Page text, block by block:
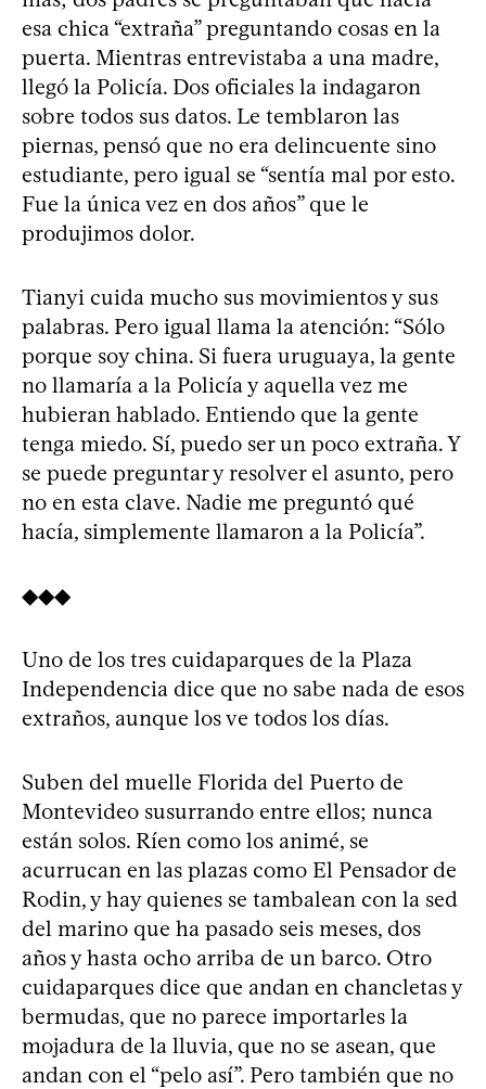
esa chica “extraña” preguntando cosas en la
puerta. Mientras entrevistaba a una madre,
llegó la Policía. Dos oficiales la indagaron
sobre todos sus datos. Le temblaron las
piernas, pensó que no era delincuente sino
estudiante, pero igual se “sentía mal por esto.
Fue la única vez en dos años” que le
produjimos dolor.
Tianyi cuida mucho sus movimientos y sus
palabras. Pero igual llama la atención: “Sólo
porque soy china. Si fuera uruguaya, la gente
no llamaría a la Policía y aquella vez me
hubieran hablado. Entiendo que la gente
tenga miedo. Sí, puedo ser un poco extraña. Y
se puede preguntar y resolver el asunto, pero
no en esta clave. Nadie me preguntó qué
hacía, simplemente llamaron a la Policía”.
◆◆◆
Uno de los tres cuidaparques de la Plaza
Independencia dice que no sabe nada de esos
extraños, aunque los ve todos los días.
Suben del muelle Florida del Puerto de
Montevideo susurrando entre ellos; nunca
están solos. Ríen como los animé, se
acurrucan en las plazas como El Pensador de
Rodin, y hay quienes se tambalean con la sed
del marino que ha pasado seis meses, dos
años y hasta ocho arriba de un barco. Otro
cuidaparques dice que andan en chancletas y
bermudas, que no parece importarles la
mojadura de la lluvia, que no se asean, que
andan con el “pelo así”. Pero también que no